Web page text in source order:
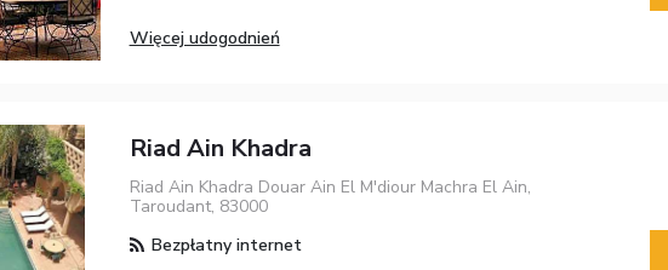
Więcej udogodnień
Riad Ain Khadra
Riad Ain Khadra Douar Ain El M'diour Machra El Ain,
Taroudant, 83000
Bezpłatny internet